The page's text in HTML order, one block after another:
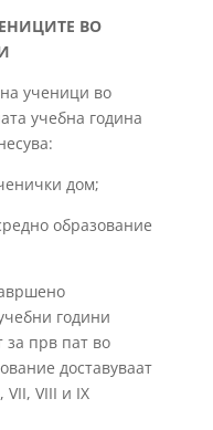
ВО
ученици во
учебна година
дом;
образование
години
за прв пат во
доставуваат
VII, VIII и IX